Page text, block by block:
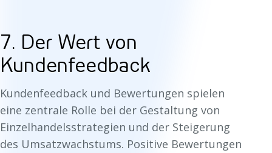
7. Der Wert von
Kundenfeedback
Kundenfeedback und Bewertungen spielen
eine zentrale Rolle bei der Gestaltung von
Einzelhandelsstrategien und der Steigerung
des Umsatzwachstums. Positive Bewertungen